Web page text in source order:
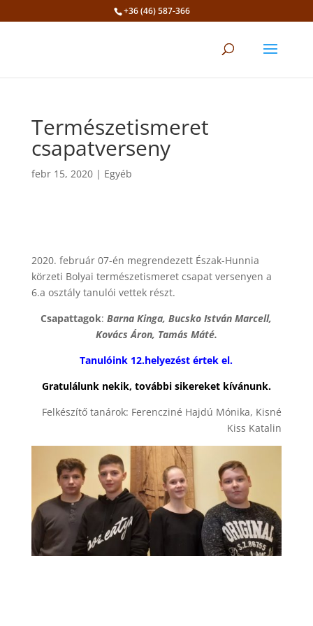
+36 (46) 587-366
Természetismeret
csapatverseny
febr 15, 2020| Egyéb
2020. február 07-én megrendezett Észak-Hunnia
körzeti Bolyai természetismeret csapat versenyen a
6.a osztály tanulói vettek részt.
Csapattagok:Barna Kinga, Bucsko István Marcell,
Kovács Áron, Tamás Máté.
Tanulóink 12.helyezést értek el.
Gratulálunk nekik, további sikereket kívánunk.
Felkészítő tanárok: Ferencziné Hajdú Mónika, Kisné
Kiss Katalin